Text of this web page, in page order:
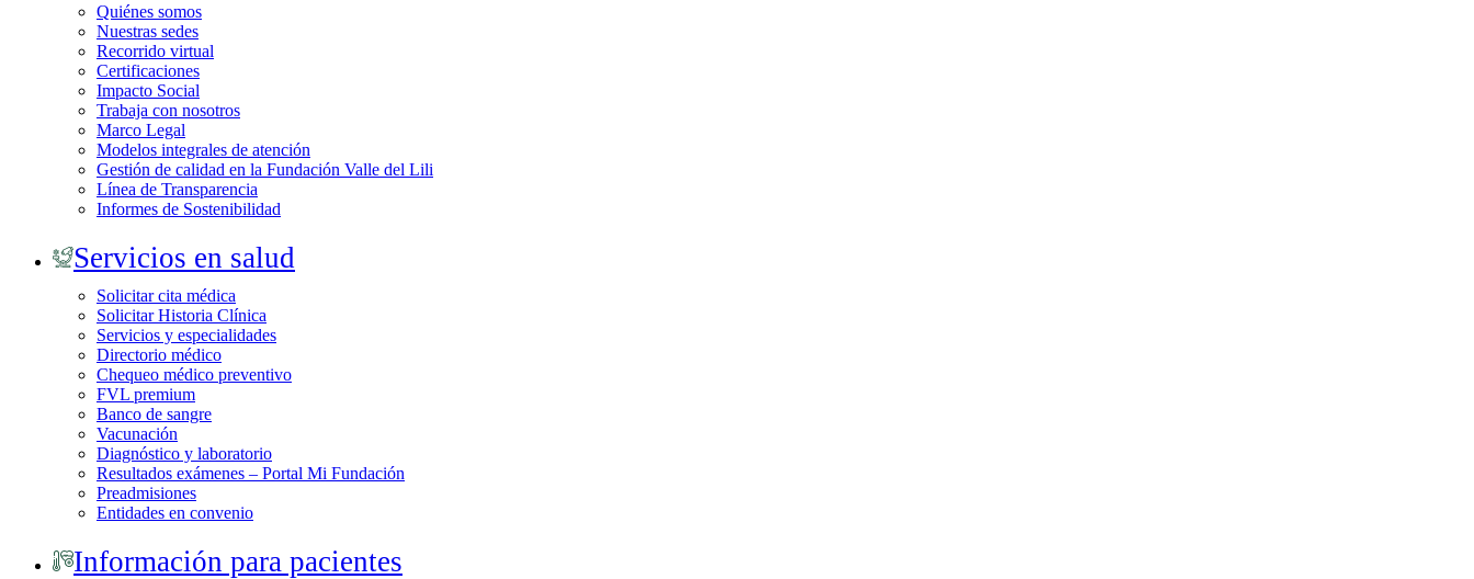
Quiénes somos
Nuestras sedes
Recorrido virtual
Certificaciones
Impacto Social
Trabaja con nosotros
Marco Legal
Modelos integrales de atención
Gestión de calidad en la Fundación Valle del Lili
Línea de Transparencia
Informes de Sostenibilidad
Servicios en salud
Solicitar cita médica
Solicitar Historia Clínica
Servicios y especialidades
Directorio médico
Chequeo médico preventivo
FVL premium
Banco de sangre
Vacunación
Diagnóstico y laboratorio
Resultados exámenes – Portal Mi Fundación
Preadmisiones
Entidades en convenio
Información para pacientes